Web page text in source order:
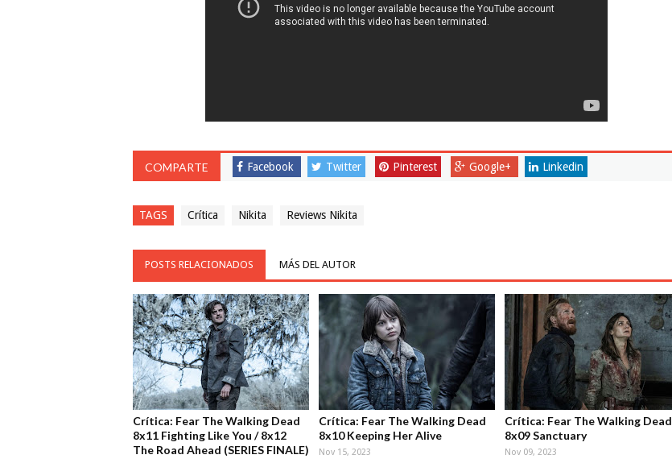
COMPARTE Facebook Twitter Pinterest Google+ Linkedin
TAGS Crítica Nikita Reviews Nikita
POSTS RELACIONADOS MÁS DEL AUTOR
Crítica: Fear The Walking Dead
8x11 Fighting Like You / 8x12
The Road Ahead (SERIES FINALE)
Crítica: Fear The Walking Dead
8x10 Keeping Her Alive
Nov 15, 2023
Crítica: Fear The Walking Dead
8x09 Sanctuary
Nov 09, 2023